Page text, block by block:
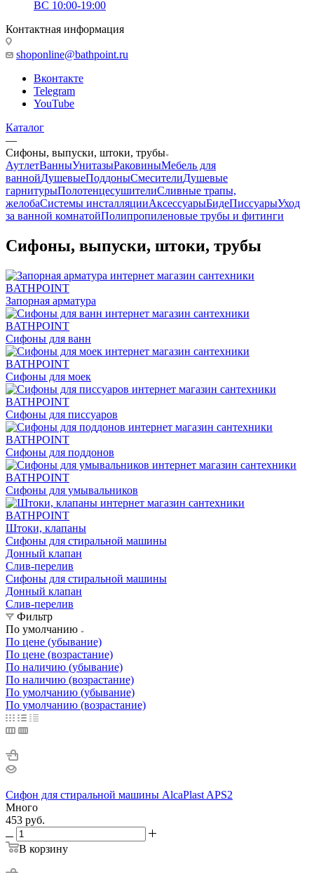
ВС 10:00-19:00
Контактная информация
shoponline@bathpoint.ru
Вконтакте
Telegram
YouTube
Каталог
—
Сифоны, выпуски, штоки, трубы
АутлетВанныУнитазыРаковиныМебель для
ваннойДушевыеПоддоныСмесителиДушевые
гарнитурыПолотенцесушителиСливные трапы,
желобаСистемы инсталляцииАксессуарыБидеПиссуарыУход
за ванной комнатойПолипропиленовые трубы и фитинги
Сифоны, выпуски, штоки, трубы
Запорная арматура
Сифоны для ванн
Сифоны для моек
Сифоны для писсуаров
Сифоны для поддонов
Сифоны для умывальников
Штоки, клапаны
Сифоны для стиральной машины
Донный клапан
Слив-перелив
Сифоны для стиральной машины
Донный клапан
Слив-перелив
Фильтр
По умолчанию
По цене (убывание)
По цене (возрастание)
По наличию (убывание)
По наличию (возрастание)
По умолчанию (убывание)
По умолчанию (возрастание)
Сифон для стиральной машины AlcaPlast APS2
Много
453 руб.
В корзину